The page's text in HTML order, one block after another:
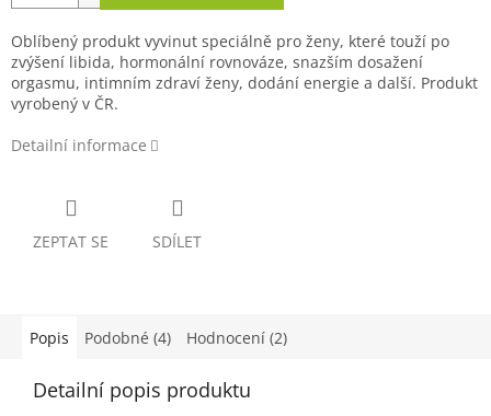
Oblíbený produkt vyvinut speciálně pro ženy, které touží po
zvýšení libida, hormonální rovnováze, snazším dosažení
orgasmu, intimním zdraví ženy, dodání energie a další. Produkt
vyrobený v ČR.
Detailní informace
ZEPTAT SE SDÍLET
Popis Podobné (4) Hodnocení (2)
Detailní popis produktu